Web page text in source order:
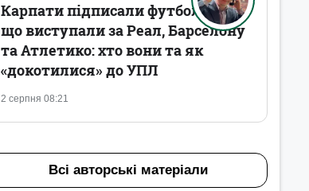
2 серпня 08:21
Карпати підписали футболістів,
що виступали за Реал, Барселону
та Атлетико: хто вони та як
«докотилися» до УПЛ
Всі авторські матеріали